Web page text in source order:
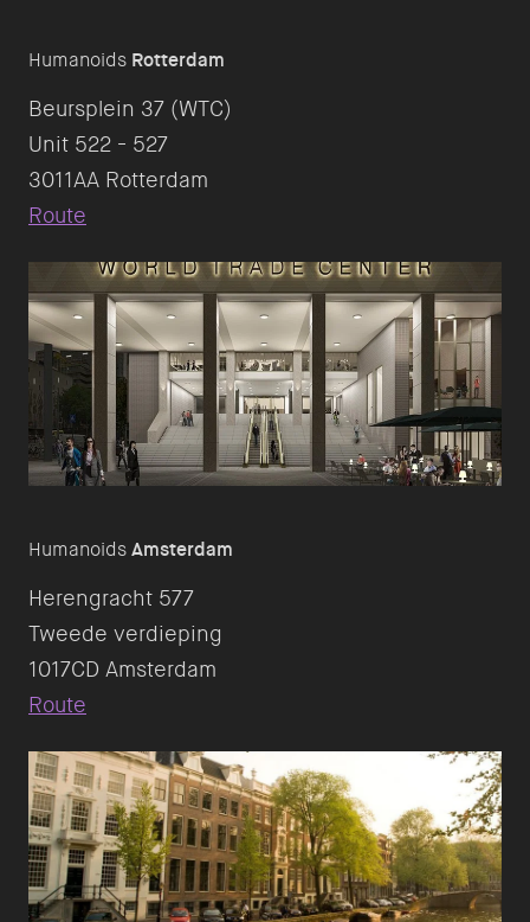
Humanoids Rotterdam
Beursplein 37 (WTC)
Unit 522 - 527
Route
HumanoidsAmsterdam
Herengracht 577
Tweede verdieping
Route